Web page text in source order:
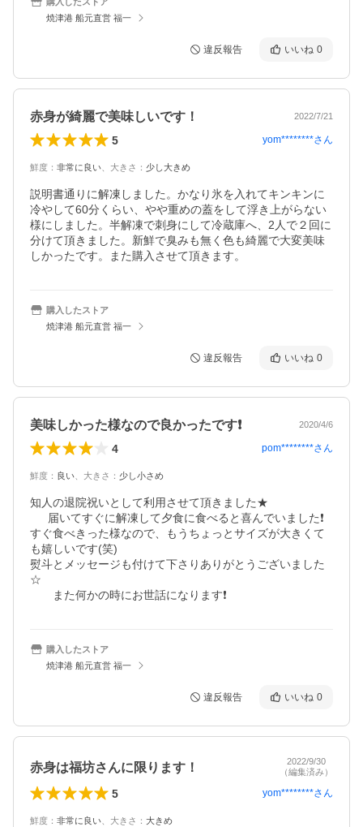
焼津港 船元直営 福一
違反報告 いいね 0
赤身が綺麗で美味しいです！ 2022/7/21
5 yom********さん
鮮度 ： 非常に良い 大きさ ： 少し大きめ
説明書通りに解凍しました。かなり氷を入れてキンキンに
冷やして60分くらい、やや重めの蓋をして浮き上がらない
様にしました。半解凍で刺身にして冷蔵庫へ、2人で２回に
分けて頂きました。新鮮で臭みも無く色も綺麗で大変美味
しかったです。また購入させて頂きます。
購入したストア
焼津港 船元直営 福一
違反報告 いいね 0
美味しかった様なので良かったです❗ 2020/4/6
4 pom********さん
鮮度 ： 良い 大きさ ： 少し小さめ
知人の退院祝いとして利用させて頂きました★
すぐ食べきった様なので、もうちょっとサイズが大きくて
も嬉しいです(笑)
熨斗とメッセージも付けて下さりありがとうございました
☆
また何かの時にお世話になります❗
購入したストア
焼津港 船元直営 福一
違反報告 いいね 0
赤身は福坊さんに限ります！
2022/9/30
（編集済み）
5 yom********さん
鮮度 ： 非常に良い 大きさ ： 大きめ